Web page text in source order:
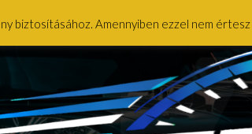
biztosításához. Amennyiben ezzel nem